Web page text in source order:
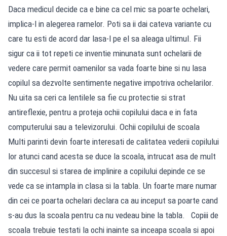
Daca medicul decide ca e bine ca cel mic sa poarte ochelari,
implica-l in alegerea ramelor. Poti sa ii dai cateva variante cu
care tu esti de acord dar lasa-l pe el sa aleaga ultimul. Fii
sigur ca ii tot repeti ce inventie minunata sunt ochelarii de
vedere care permit oamenilor sa vada foarte bine si nu lasa
copilul sa dezvolte sentimente negative impotriva ochelarilor.
Nu uita sa ceri ca lentilele sa fie cu protectie si strat
antireflexie, pentru a proteja ochii copilului daca e in fata
computerului sau a televizorului. Ochii copilului de scoala
Multi parinti devin foarte interesati de calitatea vederii copilului
lor atunci cand acesta se duce la scoala, intrucat asa de mult
din succesul si starea de implinire a copilului depinde ce se
vede ca se intampla in clasa si la tabla. Un foarte mare numar
din cei ce poarta ochelari declara ca au inceput sa poarte cand
s-au dus la scoala pentru ca nu vedeau bine la tabla. Copiii de
scoala trebuie testati la ochi inainte sa inceapa scoala si apoi